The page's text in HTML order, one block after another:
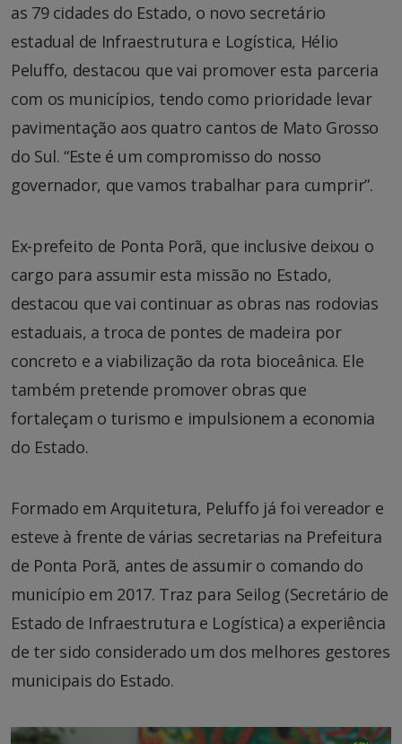
as 79 cidades do Estado, o novo secretário
estadual de Infraestrutura e Logística, Hélio
Peluffo, destacou que vai promover esta parceria
com os municípios, tendo como prioridade levar
pavimentação aos quatro cantos de Mato Grosso
do Sul. “Este é um compromisso do nosso
governador, que vamos trabalhar para cumprir”.
Ex-prefeito de Ponta Porã, que inclusive deixou o
cargo para assumir esta missão no Estado,
destacou que vai continuar as obras nas rodovias
estaduais, a troca de pontes de madeira por
concreto e a viabilização da rota bioceânica. Ele
também pretende promover obras que
fortaleçam o turismo e impulsionem a economia
do Estado.
Formado em Arquitetura, Peluffo já foi vereador e
esteve à frente de várias secretarias na Prefeitura
de Ponta Porã, antes de assumir o comando do
município em 2017. Traz para Seilog (Secretário de
Estado de Infraestrutura e Logística) a experiência
de ter sido considerado um dos melhores gestores
municipais do Estado.